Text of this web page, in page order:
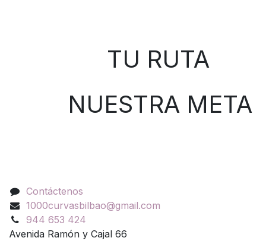
TU RUTA
NUESTRA META
Contáctenos
1000curvasbilbao@gmail.com
944 653 424
Avenida Ramón y Cajal 66